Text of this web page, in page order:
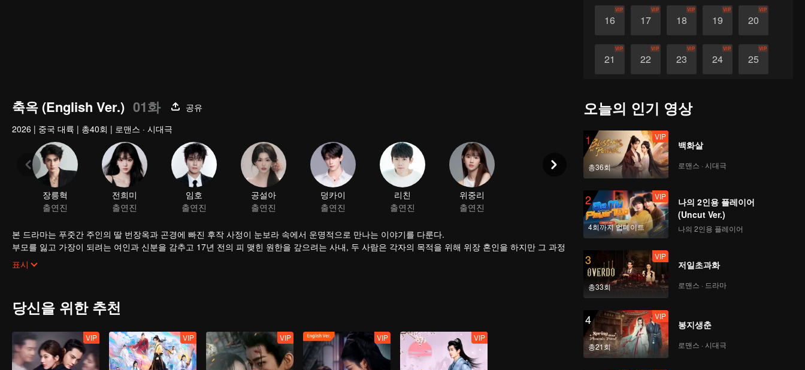
16
VIP
17
VIP
18
VIP
19
VIP
20
VIP
21
VIP
22
VIP
23
VIP
24
VIP
25
VIP
축옥 (English Ver.) 01화
공유
2026 | 중국 대륙 | 총40회 | 로맨스 · 시대극
장릉혁
출연진
본 드라마는 푸줏간 주인의 딸 번장옥과 곤경에 빠진 후작 사정이 눈보라 속에서 운명적으로 만나는 이야기를 다룬다.
부모를 잃고 가장이 되려는 여인과 신분을 감추고 17년 전의 피 맺힌 원한을 갚으려는 사내, 두 사람은 각자의 목적을 위해 위장 혼인을 하지만 그 과정
에서 진정한 사랑이 싹튼다.
서로를 이용하려던 관계는 어느새 사랑으로 변했으나, 그 사랑은 피비린내 나는 전쟁을 불러와 사랑하는 이들은 헤어질 수밖에 없었다.
마침내 전장에서 재회한 두 사람은 목숨 걸고 적을 무찌른다. 권력 앞에 굴하지 않고 진실을 밝히며 고향으로 돌아와 초심을 지킨다.
표시
당신을 위한 추천
VIP VIP VIP VIP VIP
오늘의 인기 영상
1
총36회
VIP
백화살
로맨스 · 시대극
2
4회까지 업데이트
VIP
나의 2인용 플레이어
(Uncut Ver.)
나의 2인용 플레이어
3
총33회
VIP
저일초과화
로맨스 · 드라마
4
총21회
VIP
봉지생춘
로맨스 · 시대극